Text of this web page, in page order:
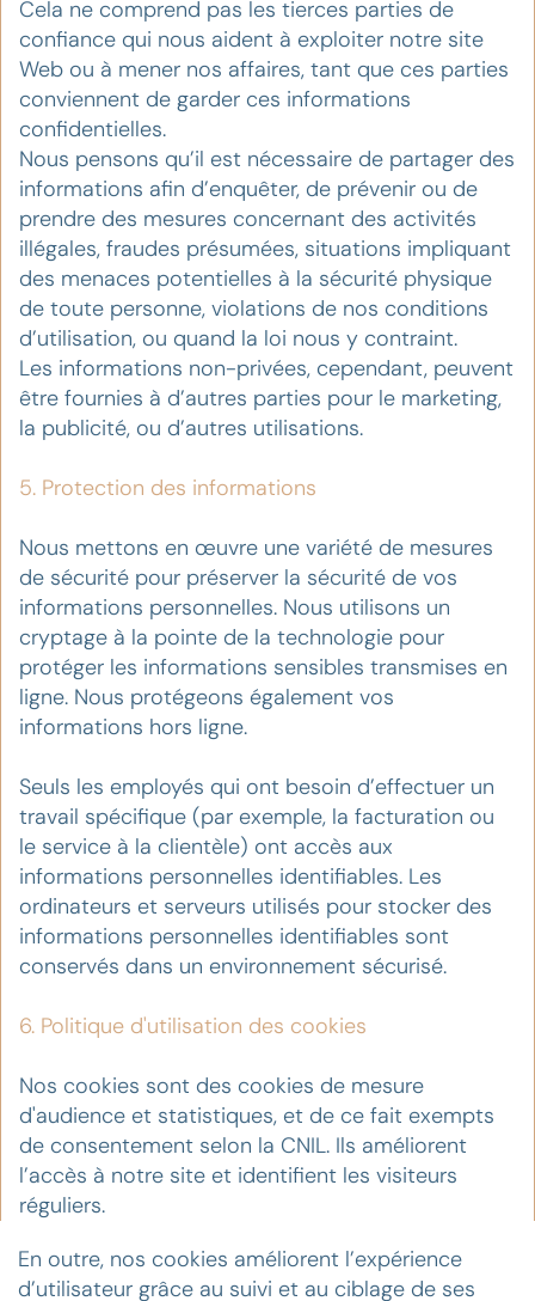
Cela ne comprend pas les tierces parties de
confiance qui nous aident à exploiter notre site
Web ou à mener nos affaires, tant que ces parties
conviennent de garder ces informations
confidentielles.
Nous pensons qu’il est nécessaire de partager des
informations afin d’enquêter, de prévenir ou de
prendre des mesures concernant des activités
illégales, fraudes présumées, situations impliquant
des menaces potentielles à la sécurité physique
de toute personne, violations de nos conditions
d’utilisation, ou quand la loi nous y contraint.
Les informations non-privées, cependant, peuvent
être fournies à d’autres parties pour le marketing,
la publicité, ou d’autres utilisations.
5. Protection des informations
Nous mettons en œuvre une variété de mesures
de sécurité pour préserver la sécurité de vos
informations personnelles. Nous utilisons un
cryptage à la pointe de la technologie pour
protéger les informations sensibles transmises en
ligne. Nous protégeons également vos
informations hors ligne.
Seuls les employés qui ont besoin d’effectuer un
travail spécifique (par exemple, la facturation ou
le service à la clientèle) ont accès aux
informations personnelles identifiables. Les
ordinateurs et serveurs utilisés pour stocker des
informations personnelles identifiables sont
conservés dans un environnement sécurisé.
6. Politique d'utilisation des cookies
Nos cookies sont des cookies de mesure
d'audience et statistiques, et de ce fait exempts
de consentement selon la CNIL. Ils améliorent
l’accès à notre site et identifient les visiteurs
réguliers.
En outre, nos cookies améliorent l’expérience
d’utilisateur grâce au suivi et au ciblage de ses